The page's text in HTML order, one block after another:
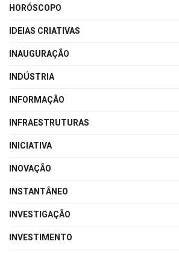
HORÓSCOPO
IDEIAS CRIATIVAS
INAUGURAÇÃO
INDÚSTRIA
INFORMAÇÃO
INFRAESTRUTURAS
INICIATIVA
INOVAÇÃO
INSTANTÂNEO
INVESTIGAÇÃO
INVESTIMENTO